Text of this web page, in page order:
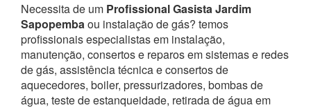
Necessita de um Profissional Gasista Jardim
Sapopembaou instalação de gás? temos
profissionais especialistas em instalação,
manutenção, consertos e reparos em sistemas e redes
de gás, assistência técnica e consertos de
aquecedores, boiler, pressurizadores, bombas de
água, teste de estanqueidade, retirada de água em